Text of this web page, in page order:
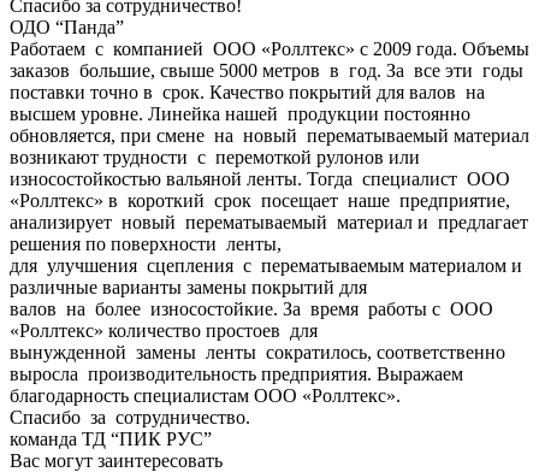
Спасибо за сотрудничество!
ОДО “Панда”
Работаем с компанией ООО «Роллтекс» с 2009 года. Объемы
заказов большие, свыше 5000 метров в год. За все эти годы
поставки точно в срок. Качество покрытий для валов на
высшем уровне. Линейка нашей продукции постоянно
обновляется, при смене на новый перематываемый материал
возникают трудности с перемоткой рулонов или
износостойкостью вальяной ленты. Тогда специалист ООО
«Роллтекс» в короткий срок посещает наше предприятие,
анализирует новый перематываемый материал и предлагает
решения по поверхности ленты,
для улучшения сцепления с перематываемым материалом и
различные варианты замены покрытий для
валов на более износостойкие. За время работы с ООО
«Роллтекс» количество простоев для
вынужденной замены ленты сократилось, соответственно
выросла производительность предприятия. Выражаем
благодарность специалистам ООО «Роллтекс».
Спасибо за сотрудничество.
команда ТД “ПИК РУС”
Вас могут заинтересовать